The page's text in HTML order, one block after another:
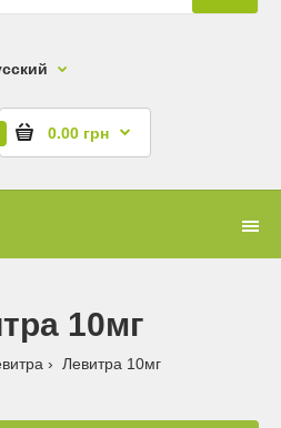
0.00 грн
10мг
Левитра 10мг